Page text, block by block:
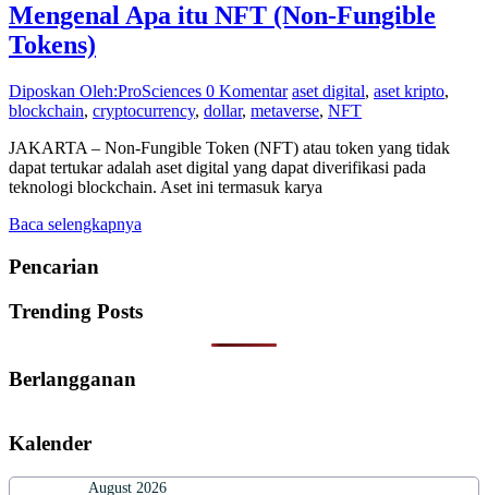
Mengenal Apa itu NFT (Non-Fungible
Tokens)
Diposkan Oleh:ProSciences 0 Komentar aset digital, aset kripto,
blockchain, cryptocurrency, dollar, metaverse, NFT
JAKARTA – Non-Fungible Token (NFT) atau token yang tidak
dapat tertukar adalah aset digital yang dapat diverifikasi pada
teknologi blockchain. Aset ini termasuk karya
Baca selengkapnya
Pencarian
Trending Posts
Berlangganan
Kalender
August 2026